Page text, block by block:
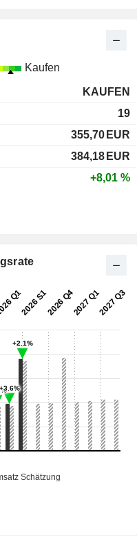
Kaufen
KAUFEN
19
355,70 EUR
384,18 EUR
+8,01 %